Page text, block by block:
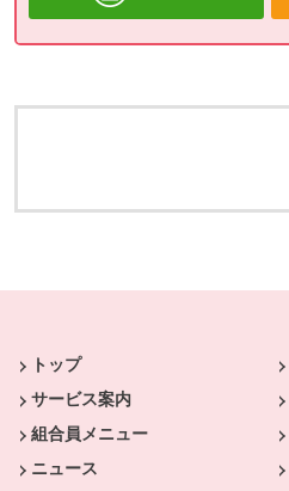
トップ
サービス案内
組合員メニュー
ニュース